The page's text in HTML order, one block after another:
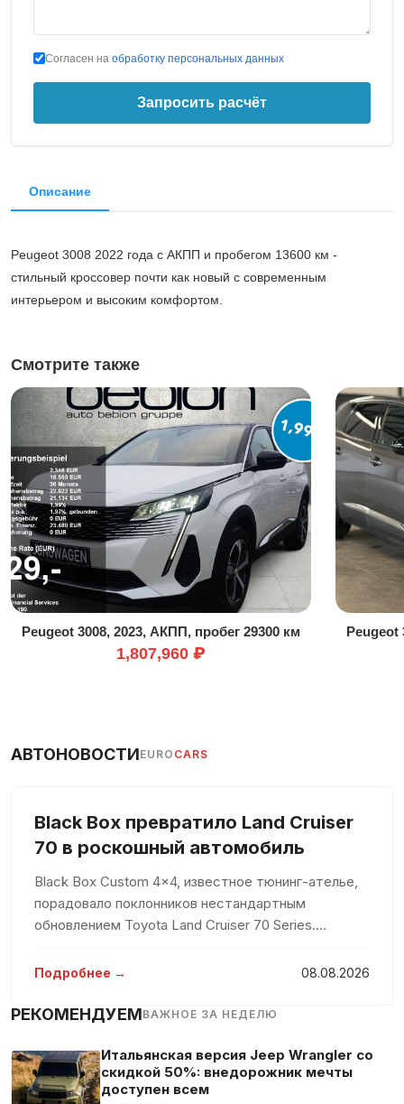
Согласен на обработку персональных данных
Запросить расчёт
Описание
Peugeot 3008 2022 года с АКПП и пробегом 13600 км -
стильный кроссовер почти как новый с современным
интерьером и высоким комфортом.
Смотрите также
Peugeot 3008, 2023, АКПП, пробег 29300 км
1,807,960 ₽
Peugeot
АВТОНОВОСТИEURO CARS
Black Box превратило Land Cruiser
70 в роскошный автомобиль
Black Box Custom 4×4, известное тюнинг-ателье,
порадовало поклонников нестандартным
обновлением Toyota Land Cruiser 70 Series.
рабочее средство, этот внедорожник теперь
Подробнее → 08.08.2026
РЕКОМЕНДУЕМВАЖНОЕ ЗА НЕДЕЛЮ
Итальянская версия Jeep Wrangler со
скидкой 50%: внедорожник мечты
доступен всем